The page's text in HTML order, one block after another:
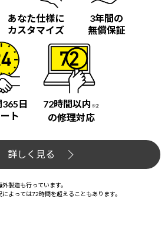
あなた仕様に
カスタマイズ
3年間の
無償保証
日
ト
72時間以内 ※2
の修理対応
詳しく見る
製造も行っています。
よっては72時間を超えることもあります。